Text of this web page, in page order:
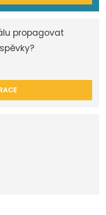
propagovat